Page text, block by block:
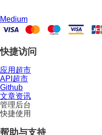
Medium
快捷访问
应用超市
API超市
Github
文章资讯
管理后台
快捷使用
帮助与支持